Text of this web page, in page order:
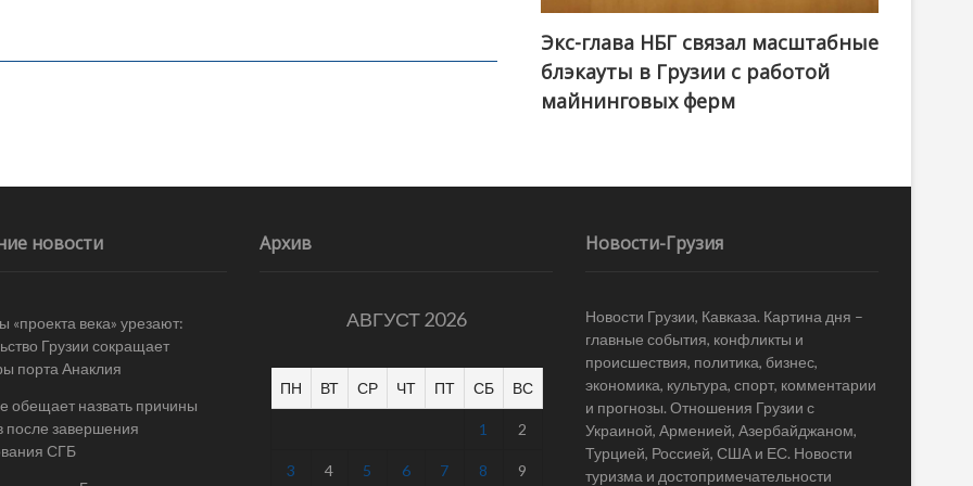
Экс-глава НБГ связал масштабные
блэкауты в Грузии с работой
майнинговых ферм
новости
«проекта века» урезают:
Грузии сокращает
порта Анаклия
обещает назвать причины
после завершения
СГБ
Архив
АВГУСТ 2026
ПН ВТ СР ЧТ ПТ СБ ВС
1 2
3 4 5 6 7 8 9
Новости-Грузия
Новости Грузии, Кавказа. Картина дня –
главные события, конфликты и
происшествия, политика, бизнес,
экономика, культура, спорт, комментарии
и прогнозы. Отношения Грузии с
Украиной, Арменией, Азербайджаном,
Турцией, Россией, США и ЕС. Новости
туризма и достопримечательности